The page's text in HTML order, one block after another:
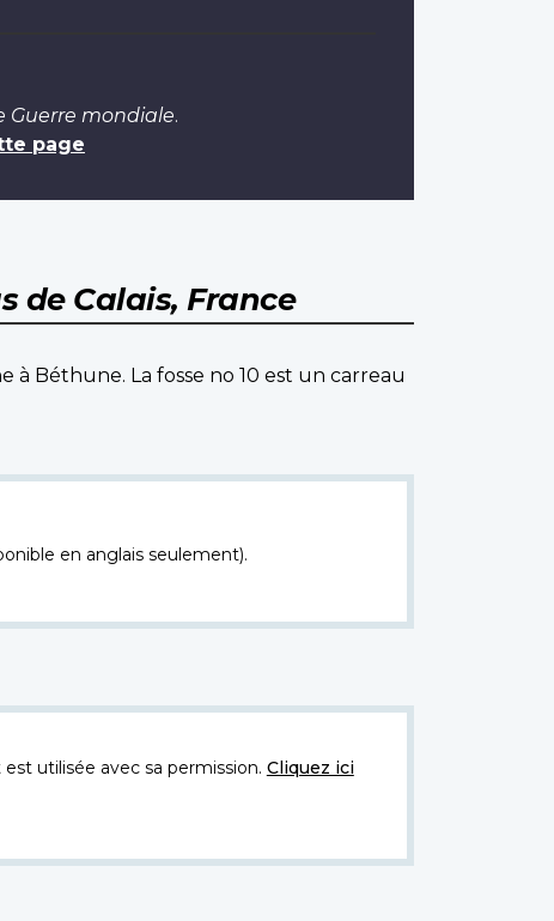
Guerre mondiale.
page
de Calais, France
Béthune. La fosse no 10 est un carreau
en anglais seulement).
utilisée avec sa permission. Cliquez ici